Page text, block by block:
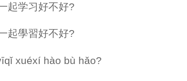
起学习好不好?
起學習好不好?
xuéxí hào bù hǎo?